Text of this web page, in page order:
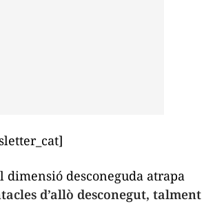
dimensió desconeguda atrapa
d’allò desconegut, talment